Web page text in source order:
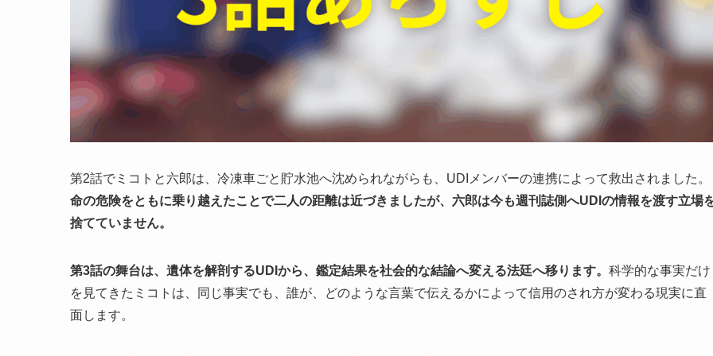
第2話でミコトと六郎は、冷凍車ごと貯水池へ沈められながらも、UDIメンバーの連携によって救出されました。
命の危険をともに乗り越えたことで二人の距離は近づきましたが、六郎は今も週刊誌側へUDIの情報を渡す立場
捨てていません。
第3話の舞台は、遺体を解剖するUDIから、鑑定結果を社会的な結論へ変える法廷へ移ります。 科学的な事実だけ
を見てきたミコトは、同じ事実でも、誰が、どのような言葉で伝えるかによって信用のされ方が変わる現実に直
面します。